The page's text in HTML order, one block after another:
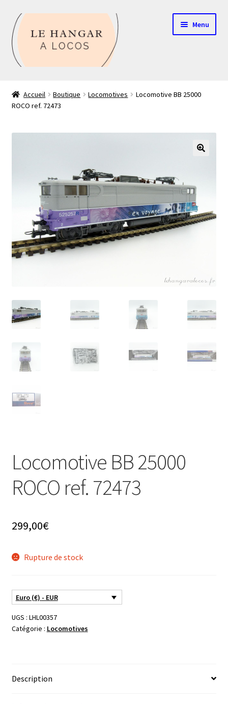
Aller
à
la
navigation
Aller
au
contenu
Menu
Boutique
Mon compte
Echelle N
Glossaire
Évènements à venir
Accueil Boutique Locomotives
Locomotive BB 25000
ROCO ref. 72473
Locomotive BB 25000
ROCO ref. 72473
299,00€
Rupture de stock
Euro (€) - EUR
UGS : LHL00357
Catégorie : Locomotives
Description